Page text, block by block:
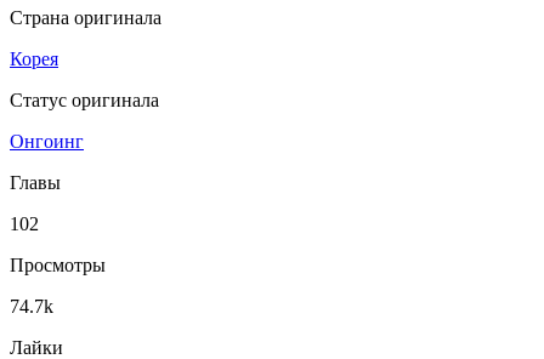
Страна оригинала
Корея
Статус оригинала
Онгоинг
Главы
102
Просмотры
74.7k
Лайки